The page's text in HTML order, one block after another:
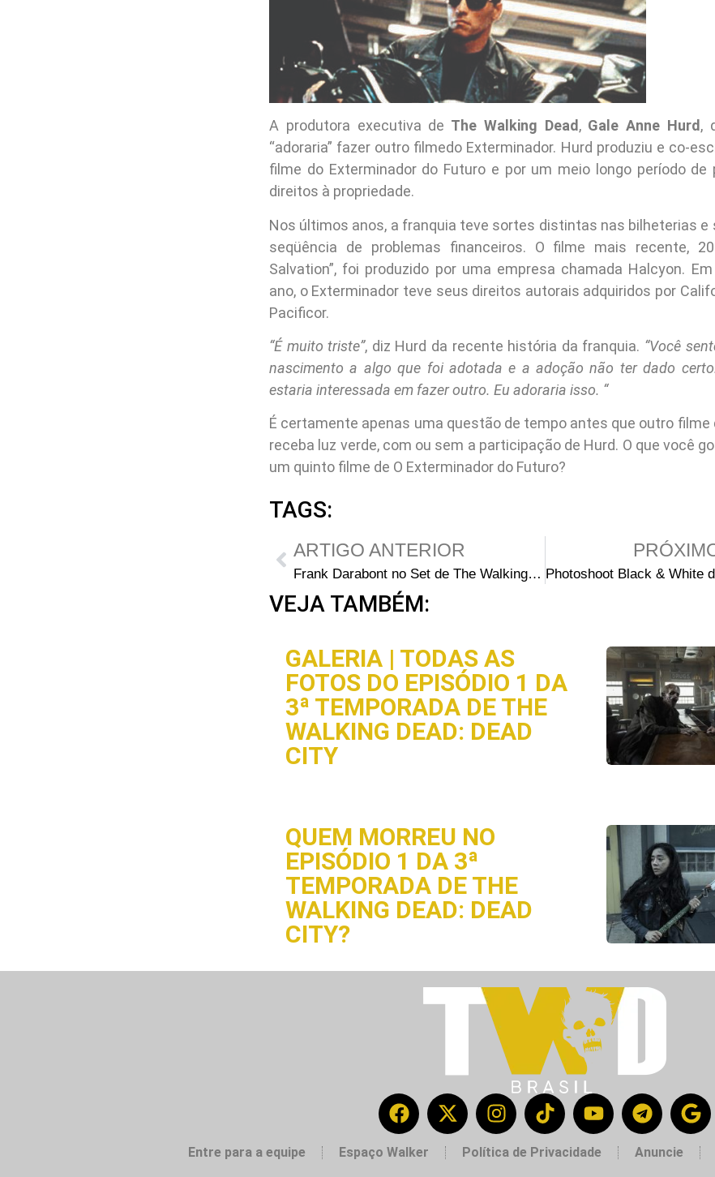
A produtora executiva de The Walking Dead ,Gale Anne Hurd ,
“adoraria” fazer outro filmedo Exterminador. Hurd produziu e co-
filme do Exterminador do Futuro e por um meio longo período de
direitos à propriedade.
Nos últimos anos, a franquia teve sortes distintas nas bilheterias e
seqüência de problemas financeiros. O filme mais recente,
Salvation”, foi produzido por uma empresa chamada Halcyon.
ano, o Exterminador teve seus direitos autorais adquiridos por
Pacificor.
“É muito triste”, diz Hurd da recente história da franquia. “Você
nascimento a algo que foi adotada e a adoção não ter dado
estaria interessada em fazer outro. Eu adoraria isso. “
É certamente apenas uma questão de tempo antes que outro filme
receba luz verde, com ou sem a participação de Hurd. O que você
um quinto filme de O Exterminador do Futuro?
TAGS:
ARTIGO ANTERIOR
Frank Darabont no Set de The Walking Dead (Season 1)
VEJA TAMBÉM:
GALERIA | TODAS AS
FOTOS DO EPISÓDIO 1 DA
3ª TEMPORADA DE THE
WALKING DEAD: DEAD
CITY
QUEM MORREU NO
EPISÓDIO 1 DA 3ª
TEMPORADA DE THE
WALKING DEAD: DEAD
CITY?
Entre para a equipe Espaço Walker Política de Privacidade Anuncie